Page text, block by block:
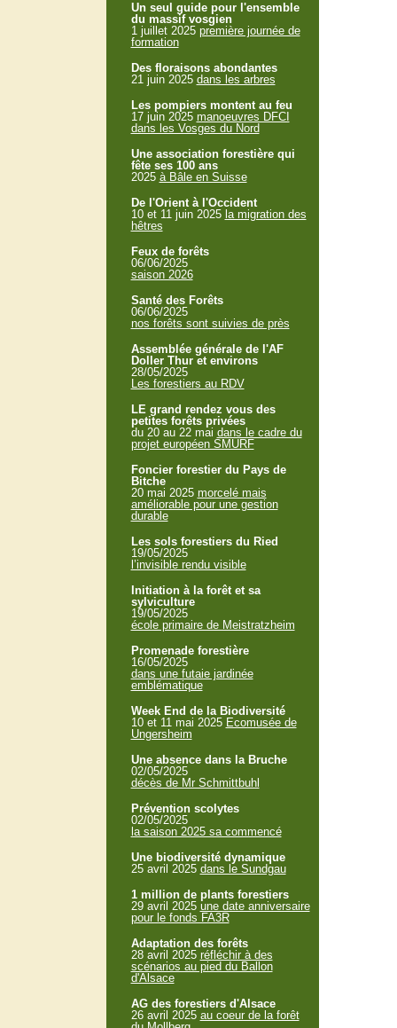
Un seul guide pour l'ensemble
du massif vosgien
1 juillet 2025 première journée de
formation
Des floraisons abondantes
21 juin 2025 dans les arbres
Les pompiers montent au feu
17 juin 2025 manoeuvres DFCI
dans les Vosges du Nord
Une association forestière qui
fête ses 100 ans
2025 à Bâle en Suisse
De l'Orient à l'Occident
10 et 11 juin 2025 la migration des
hêtres
Feux de forêts
06/06/2025
saison 2026
Santé des Forêts
06/06/2025
nos forêts sont suivies de près
Assemblée générale de l'AF
Doller Thur et environs
28/05/2025
Les forestiers au RDV
LE grand rendez vous des
petites forêts privées
du 20 au 22 mai dans le cadre du
projet européen SMURF
Foncier forestier du Pays de
Bitche
20 mai 2025 morcelé mais
améliorable pour une gestion
durable
Les sols forestiers du Ried
19/05/2025
l’invisible rendu visible
Initiation à la forêt et sa
sylviculture
19/05/2025
école primaire de Meistratzheim
Promenade forestière
16/05/2025
dans une futaie jardinée
emblématique
Week End de la Biodiversité
10 et 11 mai 2025 Ecomusée de
Ungersheim
Une absence dans la Bruche
02/05/2025
décès de Mr Schmittbuhl
Prévention scolytes
02/05/2025
la saison 2025 sa commencé
Une biodiversité dynamique
25 avril 2025 dans le Sundgau
1 million de plants forestiers
29 avril 2025 une date anniversaire
pour le fonds FA3R
Adaptation des forêts
28 avril 2025 réfléchir à des
scénarios au pied du Ballon
d'Alsace
AG des forestiers d'Alsace
26 avril 2025 au coeur de la forêt